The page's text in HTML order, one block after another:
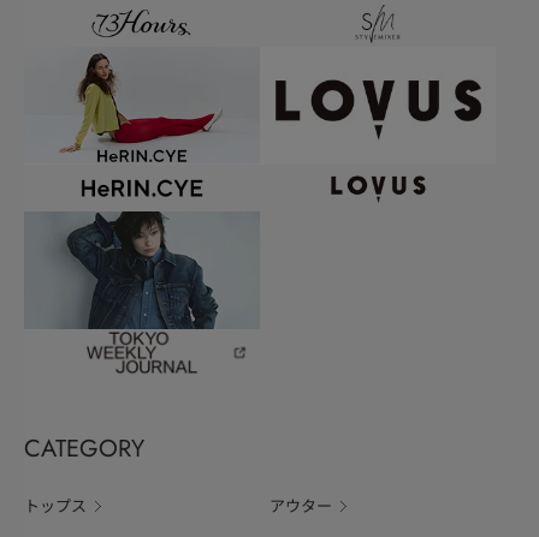
CATEGORY
トップス アウター